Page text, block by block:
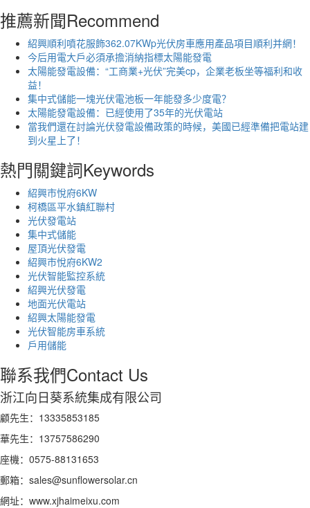
推薦新聞Recommend
紹興順利噴花服飾362.07KWp光伏房車應用產品項目順利并網！
今后用電大戶必須承擔消納指標太陽能發電
太陽能發電設備：“工商業+光伏”完美cp，企業老板坐等福利和收
益！
集中式儲能一塊光伏電池板一年能發多少度電？
太陽能發電設備：已經使用了35年的光伏電站
當我們還在討論光伏發電設備政策的時候，美國已經準備把電站建
到火星上了！
熱門關鍵詞Keywords
紹興市悅府6KW
柯橋區平水鎮紅聯村
光伏發電站
集中式儲能
屋頂光伏發電
紹興市悅府6KW2
光伏智能監控系統
紹興光伏發電
地面光伏電站
紹興太陽能發電
光伏智能房車系統
戶用儲能
聯系我們Contact Us
浙江向日葵系統集成有限公司
顧先生：13335853185
華先生：13757586290
座機：0575-88131653
郵箱：sales@sunflowersolar.cn
網址：www.xjhaimeixu.com